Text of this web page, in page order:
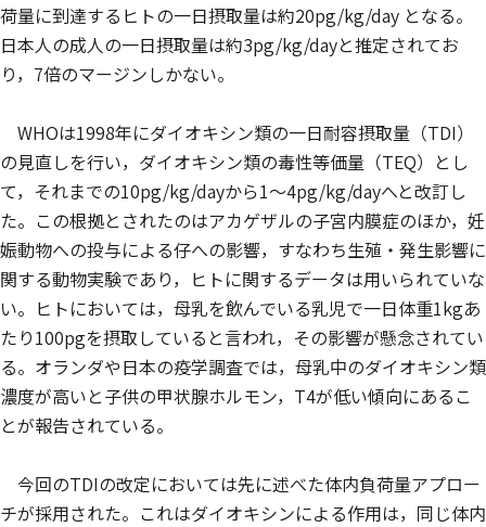
荷量に到達するヒトの一日摂取量は約20pg/kg/day となる。
日本人の成人の一日摂取量は約3pg/kg/dayと推定されてお
り，7倍のマージンしかない。
WHOは1998年にダイオキシン類の一日耐容摂取量（TDI）
の見直しを行い，ダイオキシン類の毒性等価量（TEQ）とし
て，それまでの10pg/kg/dayから1～4pg/kg/dayへと改訂し
た。この根拠とされたのはアカゲザルの子宮内膜症のほか，妊
娠動物への投与による仔への影響，すなわち生殖・発生影響に
関する動物実験であり，ヒトに関するデータは用いられていな
い。ヒトにおいては，母乳を飲んでいる乳児で一日体重1kgあ
たり100pgを摂取していると言われ，その影響が懸念されてい
る。オランダや日本の疫学調査では，母乳中のダイオキシン類
濃度が高いと子供の甲状腺ホルモン，T4が低い傾向にあるこ
とが報告されている。
今回のTDIの改定においては先に述べた体内負荷量アプロー
チが採用された。これはダイオキシンによる作用は，同じ体内